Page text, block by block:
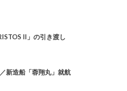
II」の引き渡し
新造船「蓉翔丸」就航